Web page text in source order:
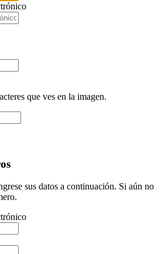
que ves en la imagen.
sus datos a continuación. Si aún no